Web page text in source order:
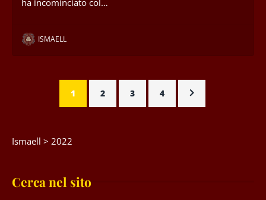
ha incominciato col…
ISMAELL
1 2 3 4
Ismaell > 2022
Cerca nel sito